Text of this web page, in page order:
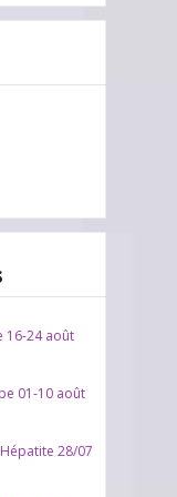
16-24 août
01-10 août
28/07